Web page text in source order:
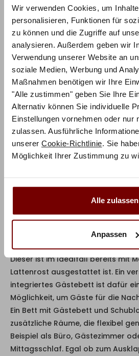
Wir verwenden Cookies, um
personalisieren, Funktionen für
zu können und die Zugriffe auf
analysieren. Außerdem geben wir
Verwendung unserer Website an
soziale Medien, Werbung und
Maßnahmen benötigen wir Ihre
"Alle zustimmen" geben Sie Ihre
Alternativ können Sie individuelle
Einstellungen vornehmen oder nur
zulassen. Ausführliche
unserer Cookie-Richtlinie. Sie
Möglichkeit Ihrer Zustimmung zu
Alle zulassen
Anpassen
ZUM
Monument Bett – Kids & Guests
837,00€ 1.116,00€
Mit Vorkasse nur 753,30€
Bett mit Gästebett:
Ein funktionales Bett mit Gästebett
man als Gastgeber seinem
bieten möchte. Bei
immer die Frage nach einem
Dieser ist im Idealfall bereits mit
Lattenrost ausgestattet ist. Ein
integriertes Gästebett ist dafür
Möglichkeit, um Gäste für die
Ein Bett mit Gästebett und
zusätzliche Räume, die flexibel
Beispiel als Büro, Gästezimmer
Mittagsschlaf. Egal ob zum